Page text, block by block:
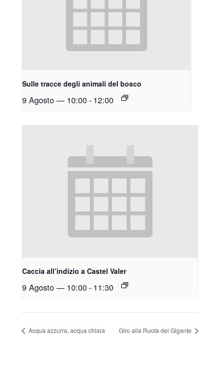
Sulle tracce degli animali del bosco
9 Agosto — 10:00- 12:00
Caccia all’indizio a Castel Valer
9 Agosto — 10:00- 11:30
Acqua azzurra, acqua chiara Giro alla Ruota del Gigante